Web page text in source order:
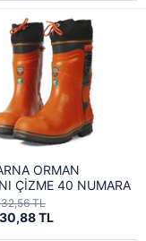
ORMAN
ÇİZME 40 NUMARA
TL
TL